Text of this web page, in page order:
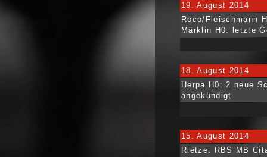
19. August 2014
Roco/Fleischmann
Märklin H0: letzte
18. August 2014
Herpa H0: 2 neue
angekündigt
15. August 2014
Rietze: RBS MB